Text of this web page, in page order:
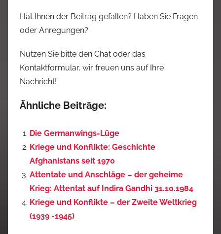
Hat Ihnen der Beitrag gefallen? Haben Sie Fragen
oder Anregungen?
Nutzen Sie bitte den Chat oder das
Kontaktformular, wir freuen uns auf Ihre
Nachricht!
Ähnliche Beiträge:
Die Germanwings-Lüge
Kriege und Konflikte: Geschichte
Afghanistans seit 1970
Attentate und Anschläge – der geheime
Krieg: Attentat auf Indira Gandhi 31.10.1984
Kriege und Konflikte – der Zweite Weltkrieg
(1939 -1945)